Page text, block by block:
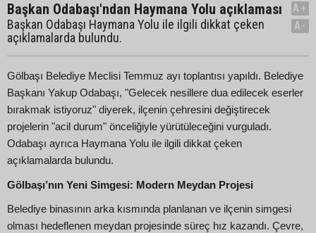
Başkan Odabaşı'ndan Haymana Yolu açıklaması
Başkan Odabaşı Haymana Yolu ile ilgili dikkat çeken
açıklamalarda bulundu.
A+
A-
Gölbaşı Belediye Meclisi Temmuz ayı toplantısı yapıldı. Belediye
Başkanı Yakup Odabaşı, "Gelecek nesillere dua edilecek eserler
bırakmak istiyoruz" diyerek, ilçenin çehresini değiştirecek
projelerin "acil durum" önceliğiyle yürütüleceğini vurguladı.
Odabaşı ayrıca Haymana Yolu ile ilgili dikkat çeken
açıklamalarda bulundu.
Gölbaşı’nın Yeni Simgesi: Modern Meydan Projesi
Belediye binasının arka kısmında planlanan ve ilçenin simgesi
olması hedeflenen meydan projesinde süreç hız kazandı. Çevre,